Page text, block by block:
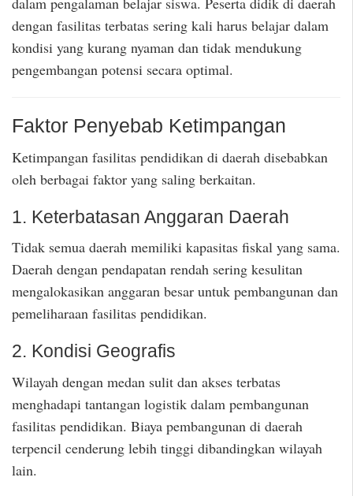
dengan fasilitas terbatas sering kali harus belajar dalam
kondisi yang kurang nyaman dan tidak mendukung
pengembangan potensi secara optimal.
Faktor Penyebab Ketimpangan
Ketimpangan fasilitas pendidikan di daerah disebabkan
oleh berbagai faktor yang saling berkaitan.
1. Keterbatasan Anggaran Daerah
Tidak semua daerah memiliki kapasitas fiskal yang sama.
Daerah dengan pendapatan rendah sering kesulitan
mengalokasikan anggaran besar untuk pembangunan dan
pemeliharaan fasilitas pendidikan.
2. Kondisi Geografis
Wilayah dengan medan sulit dan akses terbatas
menghadapi tantangan logistik dalam pembangunan
fasilitas pendidikan. Biaya pembangunan di daerah
terpencil cenderung lebih tinggi dibandingkan wilayah
lain.